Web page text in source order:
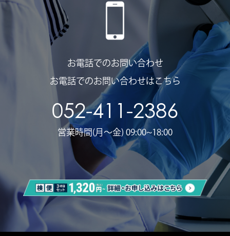
お電話でのお問い合わせ
お電話でのお問い合わせはこちら
052-411-2386
営業時間(月〜金) 09:00~18:00